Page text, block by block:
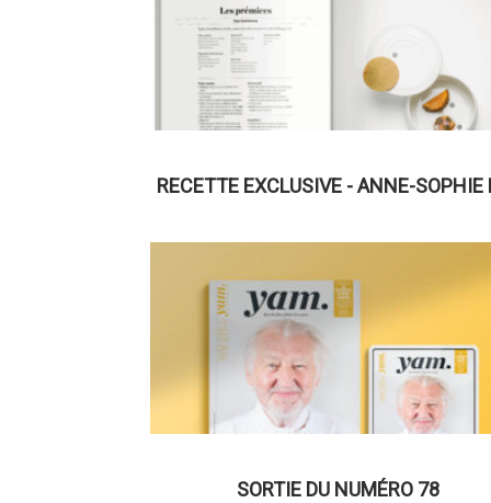
RECETTE EXCLUSIVE - ANNE-SOPHIE
SORTIE DU NUMÉRO 78